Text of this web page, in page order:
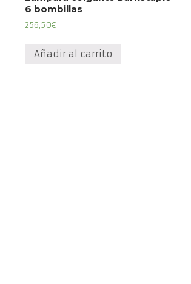
6 bombillas
256,50€
Añadir al carrito